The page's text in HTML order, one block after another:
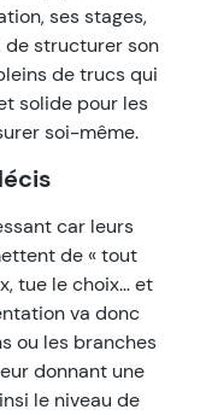
ses stages,
de structurer son
de trucs qui
solide pour les
soi-même.
car leurs
de « tout
tue le choix… et
va donc
ou les branches
donnant une
le niveau de